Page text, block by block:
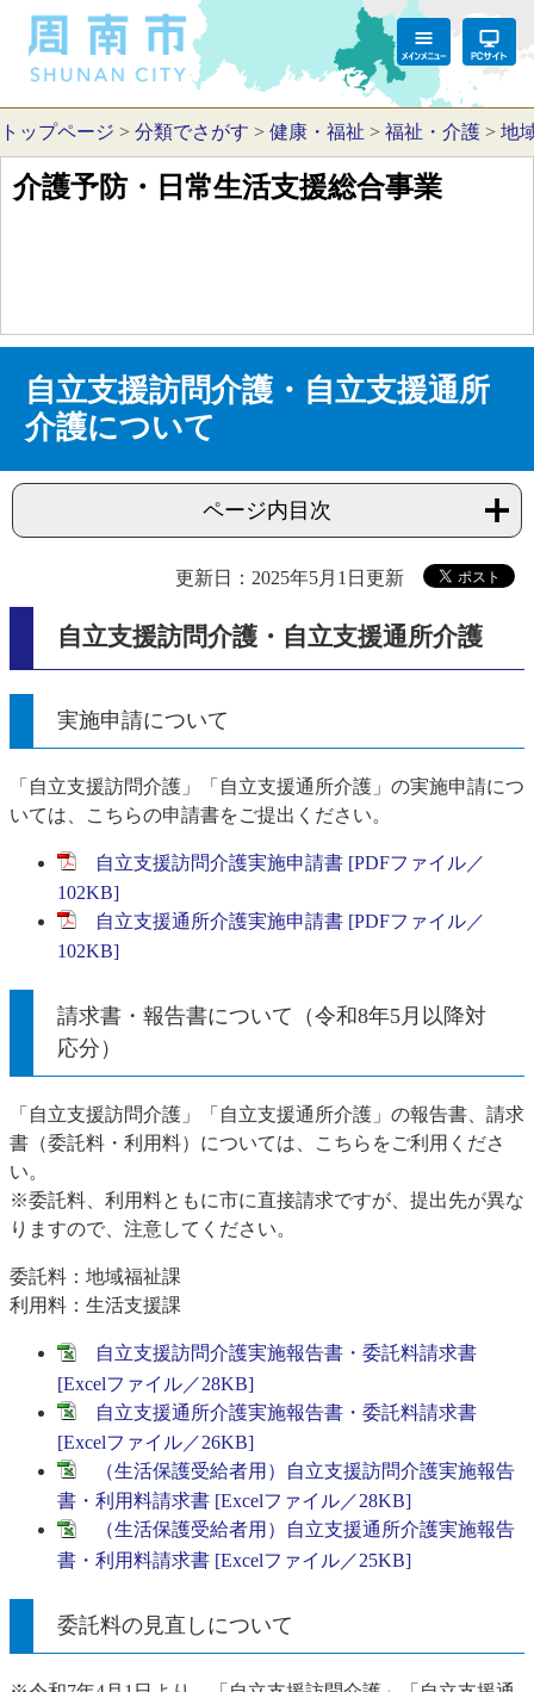
トップページ > 分類でさがす > 健康・福祉 > 福祉・介護 > 地
介護予防・日常生活支援総合事業
自立支援訪問介護・自立支援通所
介護について
ページ内目次
更新日：2025年5月1日更新
自立支援訪問介護・自立支援通所介護
実施申請について
「自立支援訪問介護」「自立支援通所介護」の実施申請につ
いては、こちらの申請書をご提出ください。
自立支援訪問介護実施申請書 [PDFファイル／
102KB]
自立支援通所介護実施申請書 [PDFファイル／
102KB]
請求書・報告書について（令和8年5月以降対
応分）
「自立支援訪問介護」「自立支援通所介護」の報告書、請求
書（委託料・利用料）については、こちらをご利用くださ
い。
※委託料、利用料ともに市に直接請求ですが、提出先が異な
りますので、注意してください。
委託料：地域福祉課
利用料：生活支援課
自立支援訪問介護実施報告書・委託料請求書
[Excelファイル／28KB]
自立支援通所介護実施報告書・委託料請求書
[Excelファイル／26KB]
（生活保護受給者用）自立支援訪問介護実施報告
書・利用料請求書 [Excelファイル／28KB]
（生活保護受給者用）自立支援通所介護実施報告
書・利用料請求書 [Excelファイル／25KB]
委託料の見直しについて